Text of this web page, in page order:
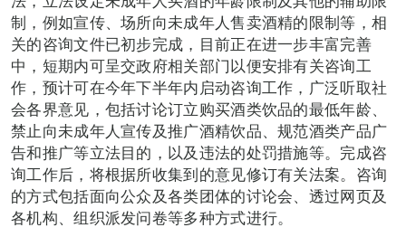
制，例如宣传、场所向未成年人售卖酒精的限制等，相
关的咨询文件已初步完成，目前正在进一步丰富完善
中，短期内可呈交政府相关部门以便安排有关咨询工
作，预计可在今年下半年内启动咨询工作，广泛听取社
会各界意见，包括讨论订立购买酒类饮品的最低年龄、
禁止向未成年人宣传及推广酒精饮品、规范酒类产品广
告和推广等立法目的，以及违法的处罚措施等。完成咨
询工作后，将根据所收集到的意见修订有关法案。咨询
的方式包括面向公众及各类团体的讨论会、透过网页及
各机构、组织派发问卷等多种方式进行。